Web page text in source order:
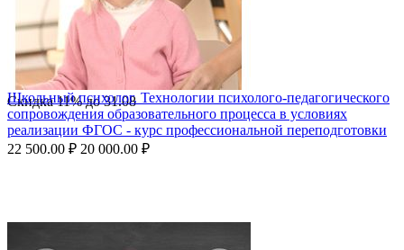
Скидка11%до31.08
Школьный психолог. Технологии психолого-педагогического
сопровождения образовательного процесса в условиях
реализации ФГОС - курс профессиональной переподготовки
22 500.00 ₽ 20 000.00 ₽